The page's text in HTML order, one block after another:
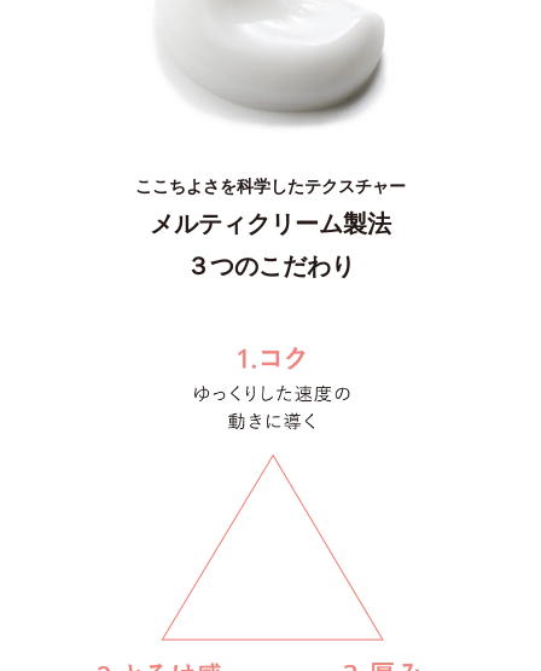
ここちよさを科学したテクスチャー
メルティクリーム製法
３つのこだわり